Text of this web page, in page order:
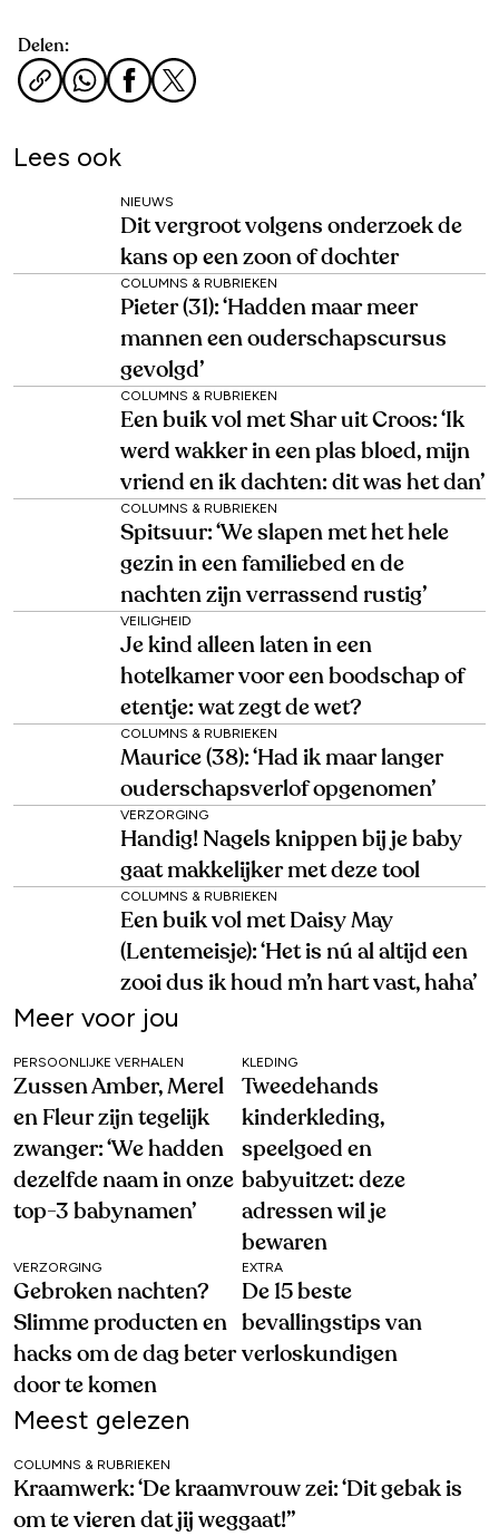
Delen:
Lees ook
NIEUWS
Dit vergroot volgens onderzoek de
kans op een zoon of dochter
COLUMNS & RUBRIEKEN
Pieter (31): ‘Hadden maar meer
mannen een ouderschapscursus
gevolgd’
COLUMNS & RUBRIEKEN
Een buik vol met Shar uit Croos: ‘Ik
werd wakker in een plas bloed, mijn
vriend en ik dachten: dit was het dan’
COLUMNS & RUBRIEKEN
Spitsuur: ‘We slapen met het hele
gezin in een familiebed en de
nachten zijn verrassend rustig’
VEILIGHEID
Je kind alleen laten in een
hotelkamer voor een boodschap of
etentje: wat zegt de wet?
COLUMNS & RUBRIEKEN
Maurice (38): ‘Had ik maar langer
ouderschapsverlof opgenomen’
VERZORGING
Handig! Nagels knippen bij je baby
gaat makkelijker met deze tool
COLUMNS & RUBRIEKEN
Een buik vol met Daisy May
(Lentemeisje): ‘Het is nú al altijd een
zooi dus ik houd m’n hart vast, haha’
Meer voor jou
PERSOONLIJKE VERHALEN
Zussen Amber, Merel
en Fleur zijn tegelijk
zwanger: ‘We hadden
dezelfde naam in onze
top-3 babynamen’
KLEDING
Tweedehands
kinderkleding,
speelgoed en
babyuitzet: deze
adressen wil je
bewaren
VERZORGING
Gebroken nachten?
Slimme producten en
hacks om de dag beter
door te komen
EXTRA
De 15 beste
bevallingstips van
verloskundigen
Meest gelezen
COLUMNS & RUBRIEKEN
Kraamwerk: ‘De kraamvrouw zei: ‘Dit gebak is
om te vieren dat jij weggaat!’’